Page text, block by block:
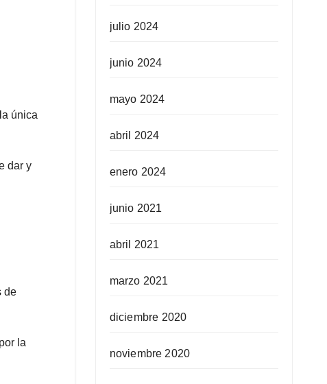
única
dar y
de
la
julio 2024
junio 2024
mayo 2024
abril 2024
enero 2024
junio 2021
abril 2021
marzo 2021
diciembre 2020
noviembre 2020